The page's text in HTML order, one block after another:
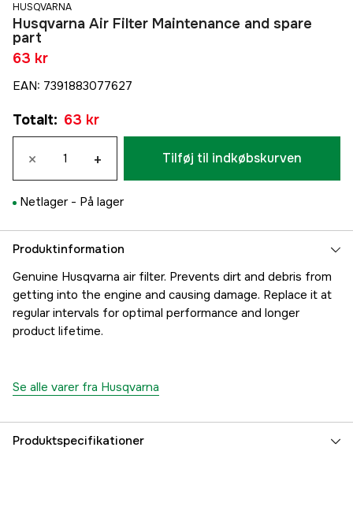
HUSQVARNA
Husqvarna Air Filter Maintenance and spare
part
63 kr
EAN: 7391883077627
Totalt: 63 kr
× + Tilføj til indkøbskurven
Netlager - På lager
Produktinformation
Genuine Husqvarna air filter. Prevents dirt and debris from
getting into the engine and causing damage. Replace it at
regular intervals for optimal performance and longer
product lifetime.
Se alle varer fra Husqvarna
Produktspecifikationer